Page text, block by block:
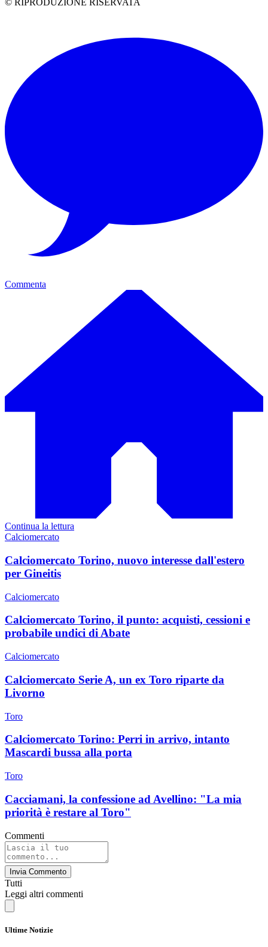
© RIPRODUZIONE RISERVATA
Commenta
Continua la lettura
Calciomercato
Calciomercato Torino, nuovo interesse dall'estero
per Gineitis
Calciomercato
Calciomercato Torino, il punto: acquisti, cessioni e
probabile undici di Abate
Calciomercato
Calciomercato Serie A, un ex Toro riparte da
Livorno
Toro
Calciomercato Torino: Perri in arrivo, intanto
Mascardi bussa alla porta
Toro
Cacciamani, la confessione ad Avellino: "La mia
priorità è restare al Toro"
Commenti
Invia Commento
Tutti
Leggi altri commenti
Ultime Notizie